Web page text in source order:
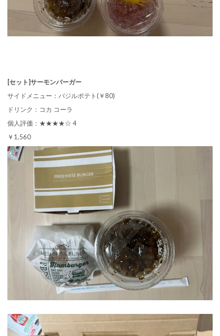
[セット]サーモンバーガー
サイドメニュー：バジルポテト(￥80)
ドリンク：コカ コーラ
個人評価：★★★★☆ 4
￥1,560